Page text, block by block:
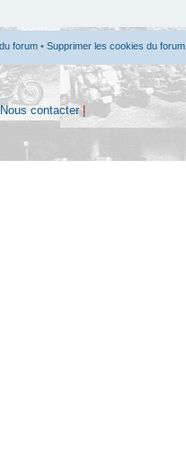
forum • Supprimer les cookies du forum
Nous contacter|